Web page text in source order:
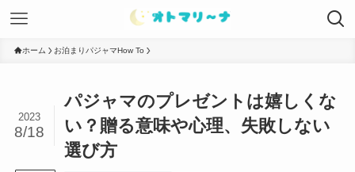
ホーム お泊まりパジャマHow To
パジャマのプレゼントは嬉しくな
い？贈る意味や心理、失敗しない
選び方
2023
8/18